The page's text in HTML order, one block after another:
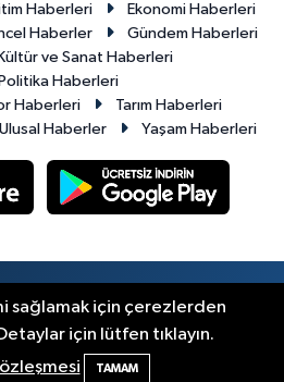
Haberleri
Ekonomi Haberleri
Haberler
Gündem Haberleri
Kültür ve Sanat Haberleri
Politika Haberleri
Haberleri
Tarım Haberleri
Ulusal Haberler Yaşam Haberleri
TE Bilişim
sağlamak için çerezlerden
için lütfen tıklayın.
TAMAM